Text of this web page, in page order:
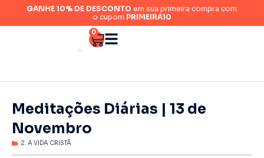
GANHE 10% DE DESCONTO em sua primeira compra com
o cupom PRIMEIRA10
0
Meditações Diárias | 13 de
Novembro
2. A VIDA CRISTÃ